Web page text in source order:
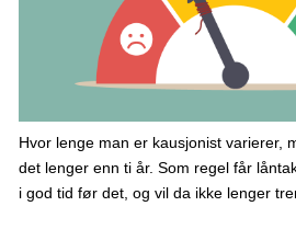
Hvor lenge man er kausjonist varierer,
det lenger enn ti år. Som regel får
i god tid før det, og vil da ikke lenger